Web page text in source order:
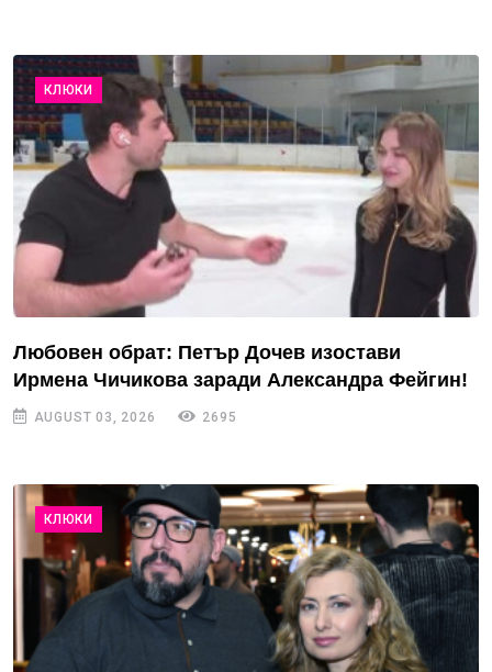
КЛЮКИ
Любовен обрат: Петър Дочев изостави
Ирмена Чичикова заради Александра Фейгин!
AUGUST 03, 2026 2695
КЛЮКИ